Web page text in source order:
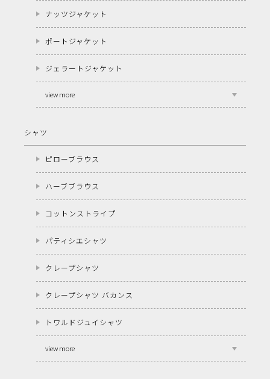
ナッツジャケット
ポートジャケット
ジェラートジャケット
view more
シャツ
ピローブラウス
ハーブブラウス
コットンストライプ
パティシエシャツ
クレープシャツ
クレープシャツ バカンス
トワルドジュイシャツ
view more